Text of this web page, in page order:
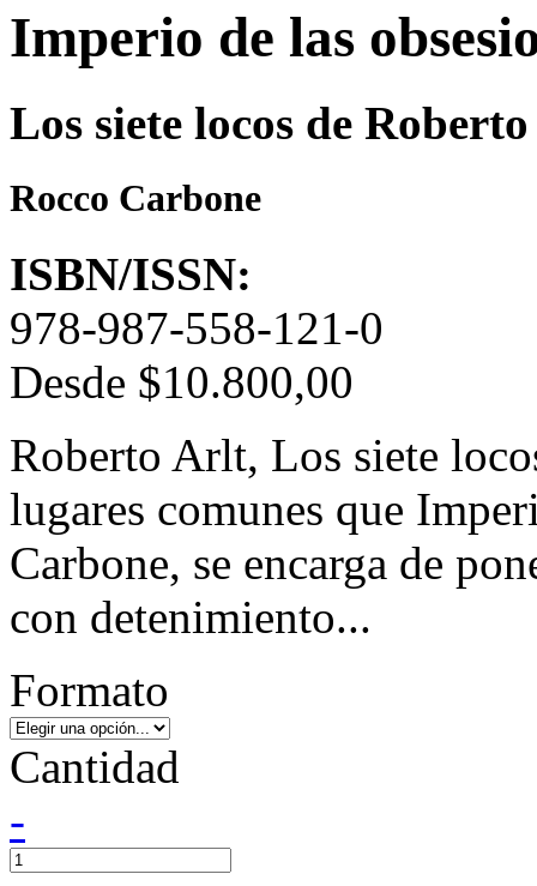
Imperio de las
Los siete locos de
Rocco Carbone
ISBN/ISSN:
978-987-558-121-0
Desde $10.800,00
Roberto Arlt, Los siete
lugares comunes que
Carbone, se encarga de
con detenimiento...
Formato
Cantidad
-